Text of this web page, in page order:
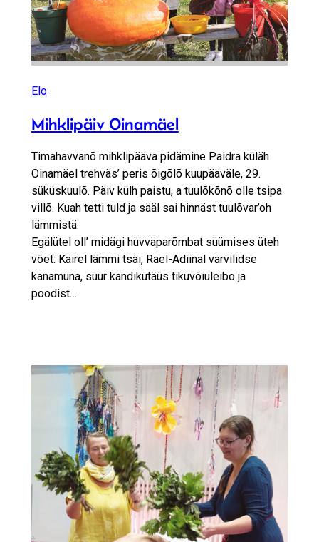
Elo
Mihklipäiv Oinamäel
Timahavvanõ mihklipääva pidämine Paidra küläh
Oinamäel trehväs’ peris õigõlõ kuupääväle, 29.
süküskuulõ. Päiv külh paistu, a tuulõkõnõ olle tsipa
villõ. Kuah tetti tuld ja sääl sai hinnäst tuulõvar’oh
lämmistä.
Egälütel oll’ midägi hüvväparõmbat süümises üteh
võet: Kairel lämmi tsäi, Rael-Adiinal värvilidse
kanamuna, suur kandikutäüs tikuvõiuleibo ja
poodist…